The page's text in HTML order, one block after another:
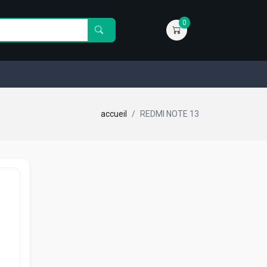
0
accueil REDMI NOTE 13